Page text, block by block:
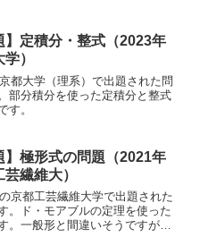
】定積分・整式（2023年
）
都大学（理系）で出題された問
部分積分を使った定積分と整式
す。
】極形式の問題（2021年
繊維大）
京都工芸繊維大学で出題された
。ド・モアブルの定理を使った
。一般形と間違いそうですが、